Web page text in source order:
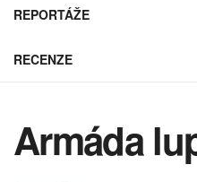
REPORTÁŽE
RECENZE
Armáda